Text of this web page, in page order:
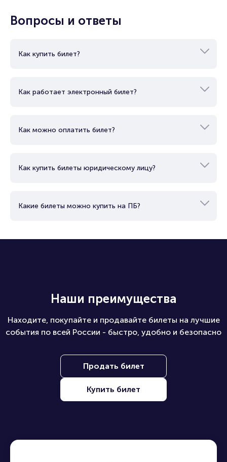
Организаторам
Вопросы и ответы
Как купить билет?
Как работает электронный билет?
Как можно оплатить билет?
Как купить билеты юридическому лицу?
Какие билеты можно купить на ПБ?
Наши преимущества
Находите, покупайте и продавайте билеты на лучшие
события по всей России - быстро, удобно и безопасно
Продать билет
Купить билет